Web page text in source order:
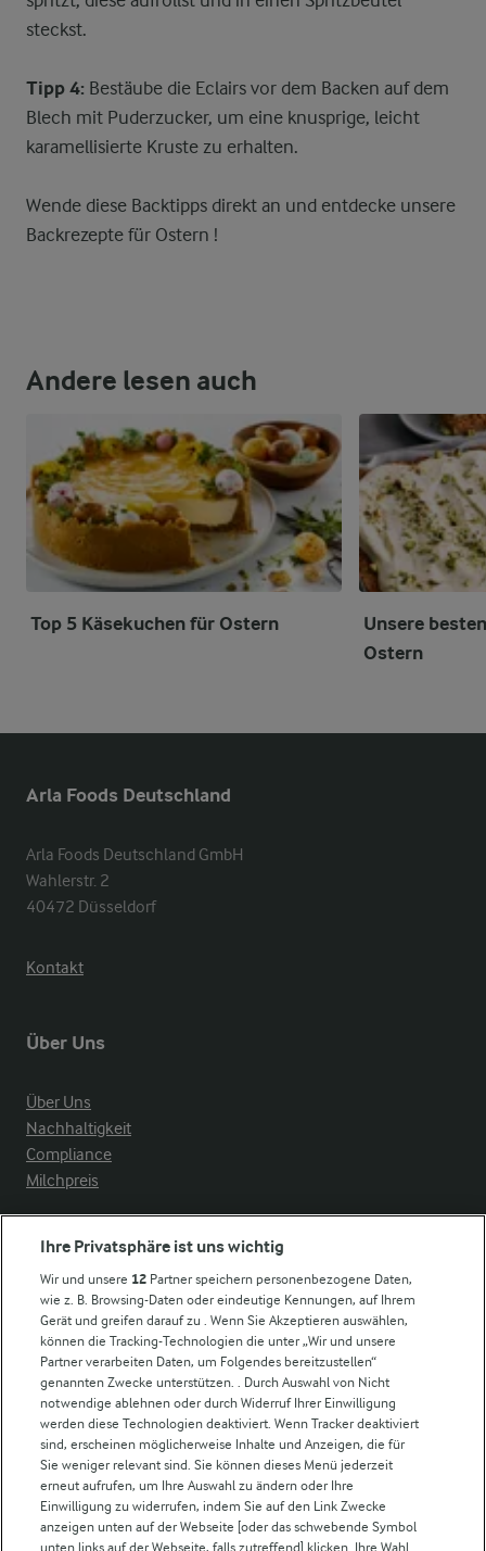
steckst.
Tipp 4: Bestäube die Eclairs vor dem Backen auf dem
Blech mit Puderzucker, um eine knusprige, leicht
karamellisierte Kruste zu erhalten.
Wende diese Backtipps direkt an und entdecke unsere
Backrezepte für Ostern !
Andere lesen auch
Top 5 Käsekuchen für Ostern
Unsere
Ostern
Arla Foods Deutschland
Arla Foods Deutschland GmbH
Wahlerstr. 2
40472 Düsseldorf
Kontakt
Über Uns
Über Uns
Nachhaltigkeit
Compliance
Milchpreis
Weitere Arla Websites
Castello
Lurpak
Arla Pro
Für unsere Landwirt:innen
Folge uns!
Ihre Privatsphäre ist uns wichtig
Wir und unsere 12 Partner speichern personenbezogene Daten,
wie z. B. Browsing-Daten oder eindeutige Kennungen, auf Ihrem
Gerät und greifen darauf zu . Wenn Sie Akzeptieren auswählen,
können die Tracking-Technologien die unter „Wir und unsere
Partner verarbeiten Daten, um Folgendes bereitzustellen“
genannten Zwecke unterstützen. . Durch Auswahl von Nicht
notwendige ablehnen oder durch Widerruf Ihrer Einwilligung
werden diese Technologien deaktiviert. Wenn Tracker deaktiviert
sind, erscheinen möglicherweise Inhalte und Anzeigen, die für
Sie weniger relevant sind. Sie können dieses Menü jederzeit
erneut aufrufen, um Ihre Auswahl zu ändern oder Ihre
Einwilligung zu widerrufen, indem Sie auf den Link Zwecke
anzeigen unten auf der Webseite [oder das schwebende Symbol
unten links auf der Webseite, falls zutreffend] klicken. Ihre Wahl